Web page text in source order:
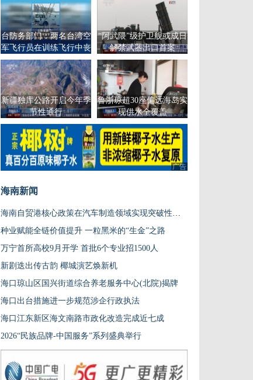
台防务部门：两名台湾空
军飞行员在训练飞行中丧
生
“阿武隈”级护卫舰或成日
解禁武器出口首案
新疆独库公路开启今年季
节性通行
鲁浙琼超30座偏远海岛实
现供水全覆盖
广告
海南新闻
海南自贸港核心政策在汽车制造领域实现突破性应用
种业赋能全链价值提升 一粒黑米的“生金”之路
万宁首所高校9月开学 首批6个专业招1500人
新剧迭出传古韵 椰城演艺焕新机
海口琼山区国兴街道综合养老服务中心(北院)揭牌
海口出台措施进一步规范涉企行政执法
海口江东新区海文南路市政化改造完成近七成
2026“民族品牌-中国服务”系列盛典举行